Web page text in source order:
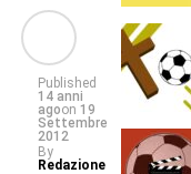
Published
14 anni
agoon 19
Settembre
2012
By
Redazione